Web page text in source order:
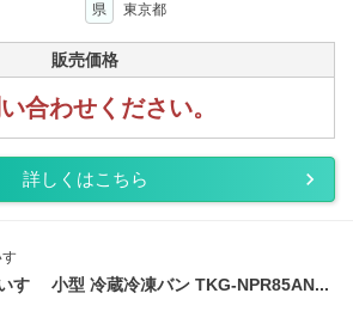
県 東京都
販売価格
合わせください。
詳しくはこちら
ゞ
すゞ 小型 冷蔵冷凍バン TKG-NPR85AN...